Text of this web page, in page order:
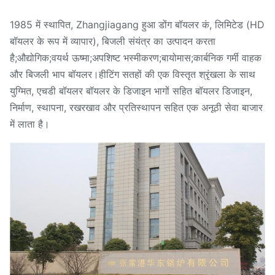
1985 में स्थापित, Zhangjiagang हुआ डोंग बॉयलर कं, लिमिटेड (HD
बॉयलर के रूप में व्यापार), बिजली संयंत्र का उत्पादन करता
है;औद्योगिक;वयर्थ ऊष्मा;अपशिष्ट भस्मीकरण;बायोमास;कार्बनिक गर्मी वाहक
और बिजली भाप बॉयलर।हीटिंग सतहों की एक विस्तृत श्रृंखला के साथ
युग्मित, एचडी बॉयलर बॉयलर के डिजाइन भागों सहित बॉयलर डिजाइन,
निर्माण, स्थापना, रखरखाव और प्रतिस्थापन सहित एक अनूठी सेवा बाजार
में लाता है।